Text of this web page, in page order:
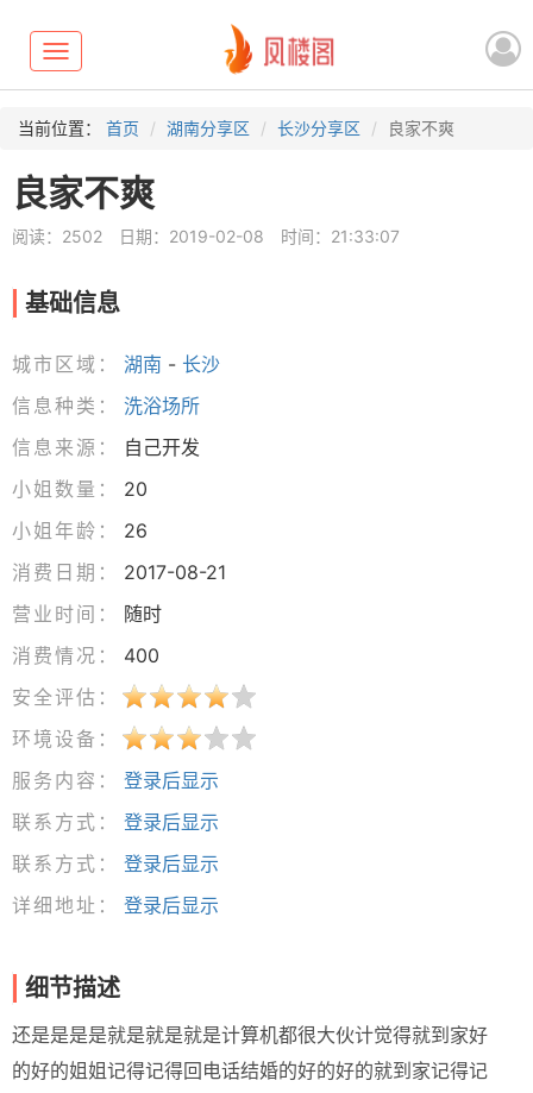
Toggle
navigation
当前位置： 首页 湖南分享区 长沙分享区 良家不爽
良家不爽
阅读：2502 日期：2019-02-08 时间：21:33:07
基础信息
城市区域： 湖南 - 长沙
信息种类：
洗浴场所
信息来源：
自己开发
小姐数量：
20
小姐年龄：
26
消费日期：
2017-08-21
营业时间：
随时
消费情况：
400
安全评估：
环境设备：
服务内容：
登录后显示
联系方式：
登录后显示
联系方式：
登录后显示
详细地址：
登录后显示
细节描述
还是是是是就是就是就是计算机都很大伙计觉得就到家好
的好的姐姐记得记得回电话结婚的好的好的就到家记得记